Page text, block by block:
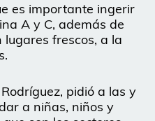
es importante ingerir
A y C, además de
frescos, a la
pidió a las y
a niñas, niños y